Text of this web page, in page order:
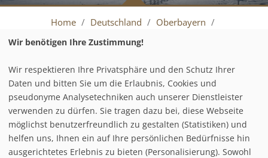
Partenkirchen
(Classic Skigebiet)
Home / Deutschland / Oberbayern /
Garmisch-Partenkirchen
interaktiver Pistenplan
Möchten Sie voninteraktive
Wir benötigen Ihre Zustimmung!
Wir respektieren Ihre Privatsphäre und den Schutz Ihrer
Daten und bitten Sie um die Erlaubnis, Cookies und
pseudonyme Analysetechniken auch unserer Dienstleister
verwenden zu dürfen. Sie tragen dazu bei, diese Webseite
möglichst benutzerfreundlich zu gestalten (Statistiken) und
helfen uns, Ihnen ein auf Ihre persönlichen Bedürfnisse hin
ausgerichtetes Erlebnis zu bieten (Personalisierung). Sowohl